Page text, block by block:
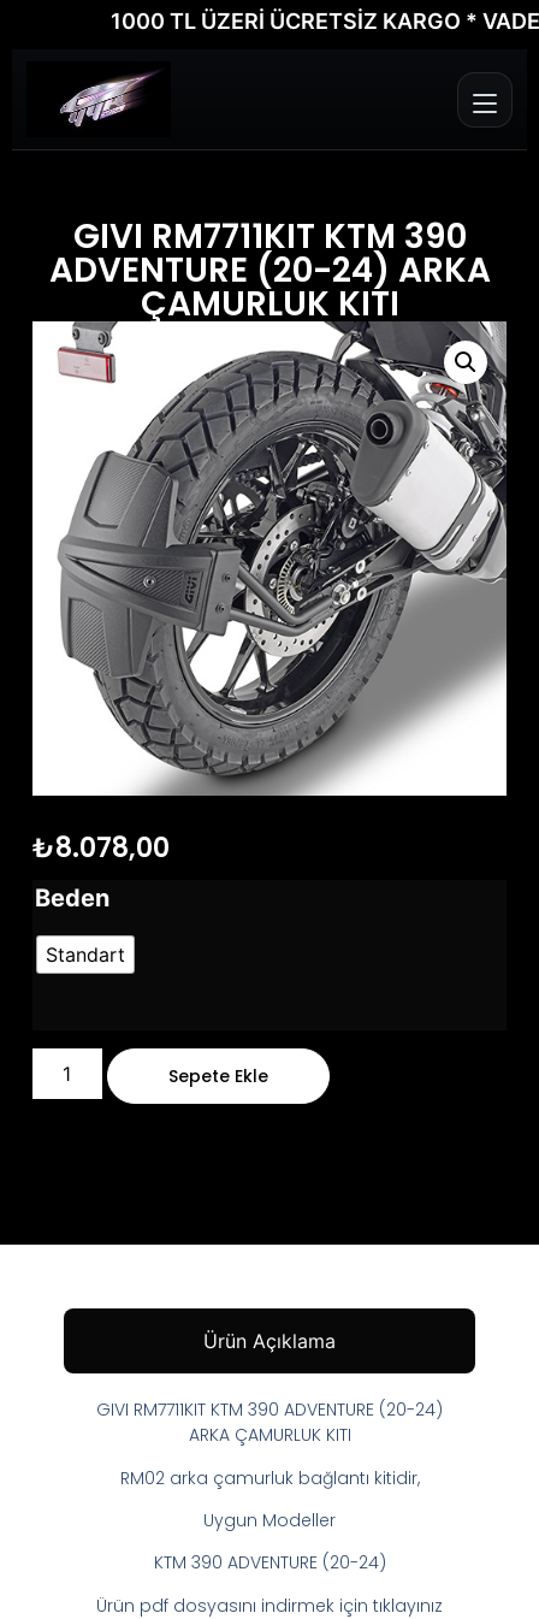
1000 TL ÜZERİ ÜCRETSİZ KARGO * VADE
GIVI RM7711KIT KTM 390
ADVENTURE (20-24) ARKA
ÇAMURLUK KITI
₺8.078,00
Beden
Standart
Sepete Ekle
Ürün Açıklama
GIVI RM7711KIT KTM 390 ADVENTURE (20-24)
ARKA ÇAMURLUK KITI
RM02 arka çamurluk bağlantı kitidir,
Uygun Modeller
KTM 390 ADVENTURE (20-24)
Ürün pdf dosyasını indirmek için tıklayınız